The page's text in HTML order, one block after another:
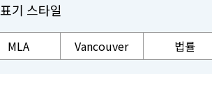
기 스타일
MLA Vancouver 법률